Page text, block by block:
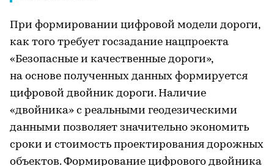
При формировании цифровой модели дороги,
как того требует госзадание нацпроекта
«Безопасные и качественные дороги»,
на основе полученных данных формируется
цифровой двойник дороги. Наличие
«двойника» с реальными геодезическими
данными позволяет значительно экономить
сроки и стоимость проектирования дорожных
объектов. Формирование цифрового двойника